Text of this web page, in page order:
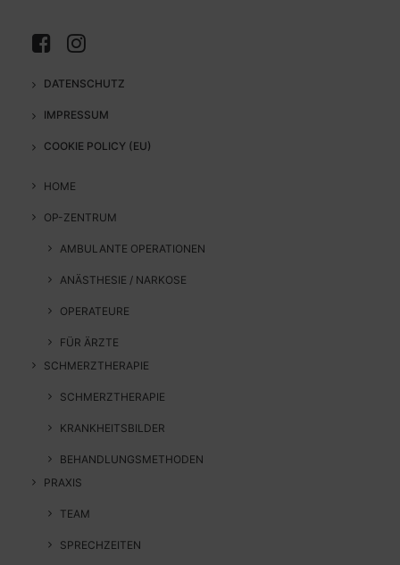
DATENSCHUTZ
IMPRESSUM
COOKIE POLICY (EU)
HOME
OP-ZENTRUM
AMBULANTE OPERATIONEN
ANÄSTHESIE / NARKOSE
OPERATEURE
FÜR ÄRZTE
SCHMERZTHERAPIE
SCHMERZTHERAPIE
KRANKHEITSBILDER
BEHANDLUNGSMETHODEN
PRAXIS
TEAM
SPRECHZEITEN